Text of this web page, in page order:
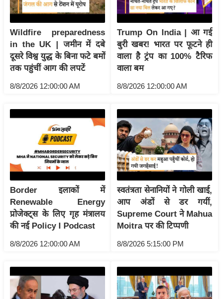
ज
खे
ल
क्रि
ट
P
2
6
क्रा
इ
म
ई
पे
प
Wildfire preparedness
in the UK | जमीन में दबे
दूसरे विश्व युद्ध के बिना फटे बमों
तक पहुंचीं आग की लपटें
8/8/2026 12:00:00 AM
Trump On India | आ गई
बुरी खबर! भारत पर फूटने ही
वाला है ट्रंप का 100% टैरिफ
वाला बम
8/8/2026 12:00:00 AM
Border इलाकों में
Renewable Energy
प्रोजेक्ट्स के लिए गृह मंत्रालय
की नई Policy I Podcast
8/8/2026 12:00:00 AM
स्वतंत्रता सेनानियों ने गोली खाई,
आप अंडों से डर गयीं,
Supreme Court ने Mahua
Moitra पर की टिप्पणी
8/8/2026 5:15:00 PM